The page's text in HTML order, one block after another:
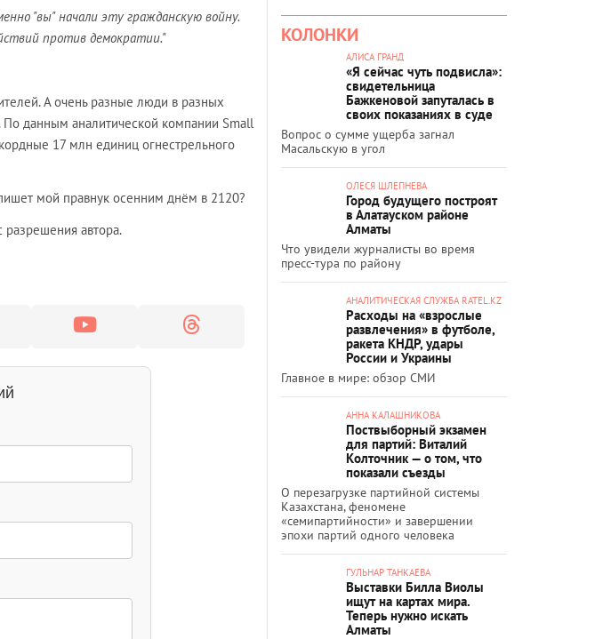
"вы" начали эту гражданскую войну.
против демократии."
А очень разные люди в разных
данным аналитической компании Small
17 млн единиц огнестрельного
мой правнук осенним днём в 2120?
разрешения автора.
КОЛОНКИ
АЛИСА ГРАНД
«Я сейчас чуть подвисла»:
свидетельница
Бажкеновой запуталась в
своих показаниях в суде
Вопрос о сумме ущерба загнал
Масальскую в угол
ОЛЕСЯ ШЛЕПНЕВА
Город будущего построят
в Алатауском районе
Алматы
Что увидели журналисты во время
пресс-тура по району
АНАЛИТИЧЕСКАЯ СЛУЖБА RATEL.KZ
Расходы на «взрослые
развлечения» в футболе,
ракета КНДР, удары
России и Украины
Главное в мире: обзор СМИ
АННА КАЛАШНИКОВА
Поствыборный экзамен
для партий: Виталий
Колточник — о том, что
показали съезды
О перезагрузке партийной системы
Казахстана, феномене
«семипартийности» и завершении
эпохи партий одного человека
ГУЛЬНАР ТАНКАЕВА
Выставки Билла Виолы
ищут на картах мира.
Теперь нужно искать
Алматы